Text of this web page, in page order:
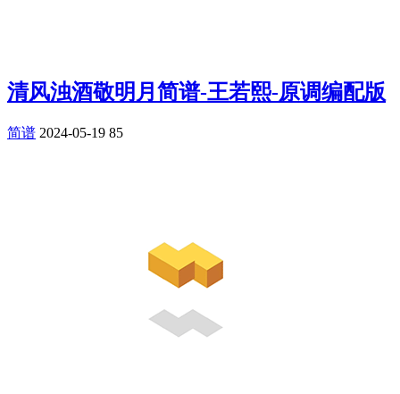
清风浊酒敬明月简谱-王若熙-原调编配版
简谱 2024-05-19 85